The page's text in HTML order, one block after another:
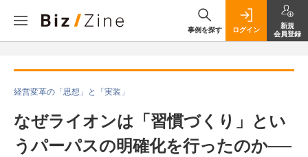
事例を探す ログイン
新規
会員登録
経営変革の「思想」と「実装」
なぜライオンは「習慣づくり」とい
うパーパスの明確化を行ったのか──